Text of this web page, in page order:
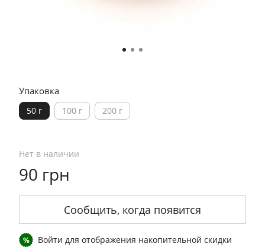
Упаковка
50 г 100 г 200 г
Нет в наличии
90 грн
Сообщить, когда появится
% Войти для отображения накопительной скидки